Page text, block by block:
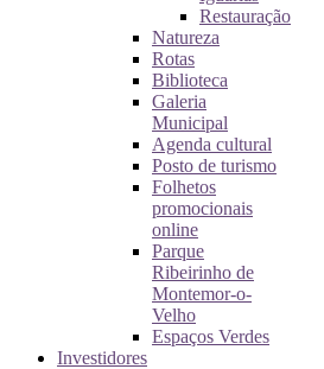
Restauração
Natureza
Rotas
Biblioteca
Galeria
Municipal
Agenda cultural
Posto de turismo
Folhetos
promocionais
online
Parque
Ribeirinho de
Montemor-o-
Velho
Espaços Verdes
Investidores